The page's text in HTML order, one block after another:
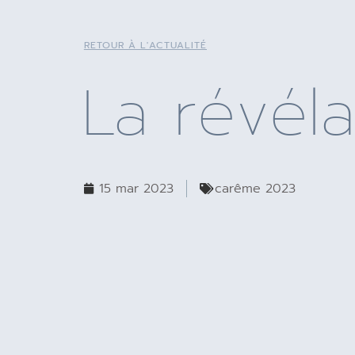
RETOUR À L'ACTUALITÉ
La
15 mar 2023 carême 2023